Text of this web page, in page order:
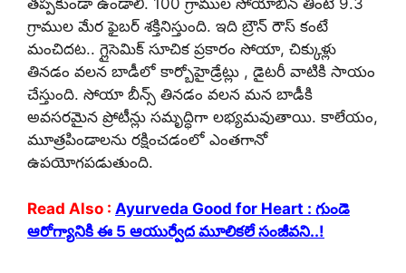
తప్పకుండా ఉండాలి. 100 గ్రాముల సోయాబీన్ తింటే 9.3
గ్రాముల మేర ఫైబర్ శక్తినిస్తుంది. ఇది బ్రౌన్ రౌస్ కంటే
మంచిదట.. గ్లైసెమిక్ సూచిక ప్రకారం సోయా, చిక్కుళ్లు
తినడం వలన బాడీలో కార్బోహైడ్రేట్లు , డైటరీ వాటికి సాయం
చేస్తుంది. సోయా బీన్స్ తినడం వలన మన బాడీకి
అవసరమైన ప్రోటీన్లు సమృద్ధిగా లభ్యమవుతాయి. కాలేయం,
మూత్రపిండాలను రక్షించడంలో ఎంతగానో
ఉపయోగపడుతుంది.
Read Also : Ayurveda Good for Heart : గుండె
ఆరోగ్యానికి ఈ 5 ఆయుర్వేద మూలికలే సంజీవని..!